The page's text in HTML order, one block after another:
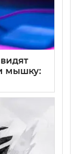
мышку: